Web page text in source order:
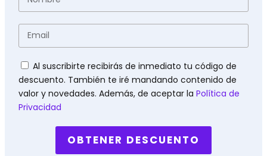
Email
Políticas
Al suscribirte recibirás de inmediato tu código de
descuento. También te iré mandando contenido de
valor y novedades. Además, de aceptar la Política de
Privacidad
OBTENER DESCUENTO